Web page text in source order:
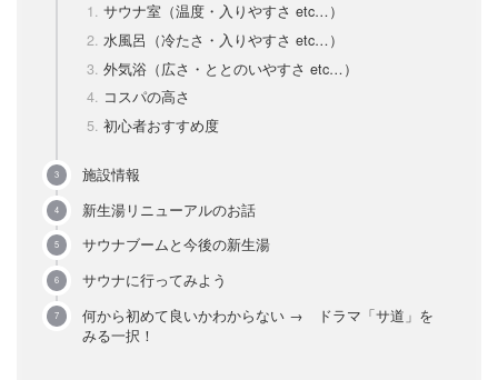
サウナ室（温度・入りやすさ etc…）
水風呂（冷たさ・入りやすさ etc…）
外気浴（広さ・ととのいやすさ etc…）
コスパの高さ
初心者おすすめ度
施設情報
新生湯リニューアルのお話
サウナブームと今後の新生湯
サウナに行ってみよう
何から初めて良いかわからない → ドラマ「サ道」を
みる一択！